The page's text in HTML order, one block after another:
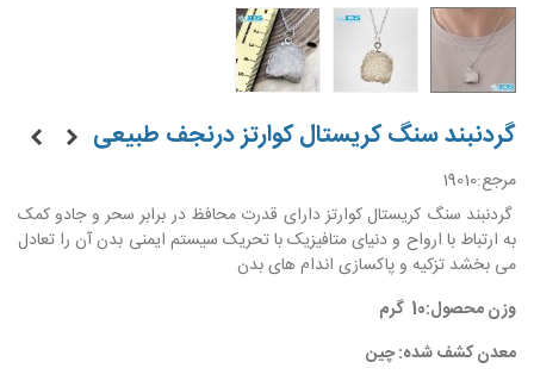
گردنبند سنگ کریستال کوارتز درنجف طبیعی
مرجع:19010
گردنبند سنگ کریستال کوارتز دارای قدرت محافظ در برابر سحر و جادو کمک
به ارتباط با ارواح و دنیای متافیزیک با تحریک سیستم ایمنی بدن آن را تعادل
می بخشد تزکیه و پاکسازی اندام های بدن
وزن محصول:10 گرم
معدن کشف شده: چین